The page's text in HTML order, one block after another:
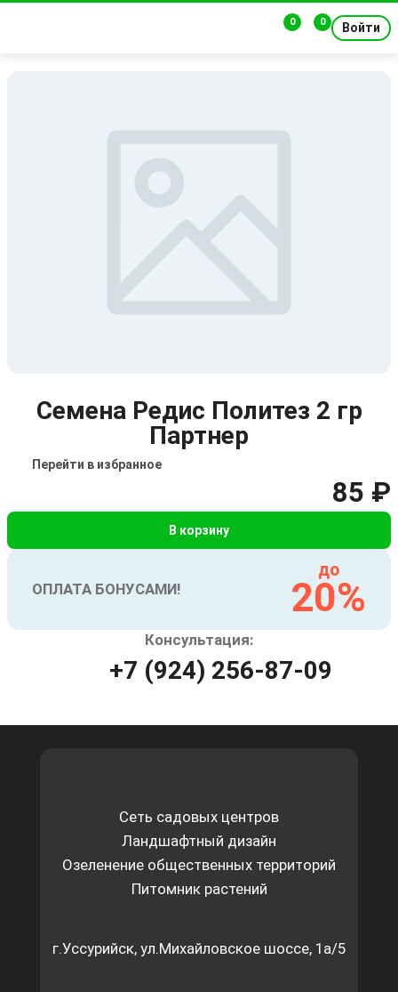
0 0 Войти
Семена Редис Политез 2 гр
Партнер
Перейти в избранное
85 ₽
В корзину
ОПЛАТА БОНУСАМИ!
до
20%
Консультация:
+7 (924) 256-87-09
Сеть садовых центров
Ландшафтный дизайн
Озеленение общественных территорий
Питомник растений
г.Уссурийск, ул.Михайловское шоссе, 1а/5